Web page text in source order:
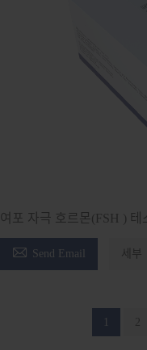
여포 자극 호르몬(FSH )
 Send Email 세부
2